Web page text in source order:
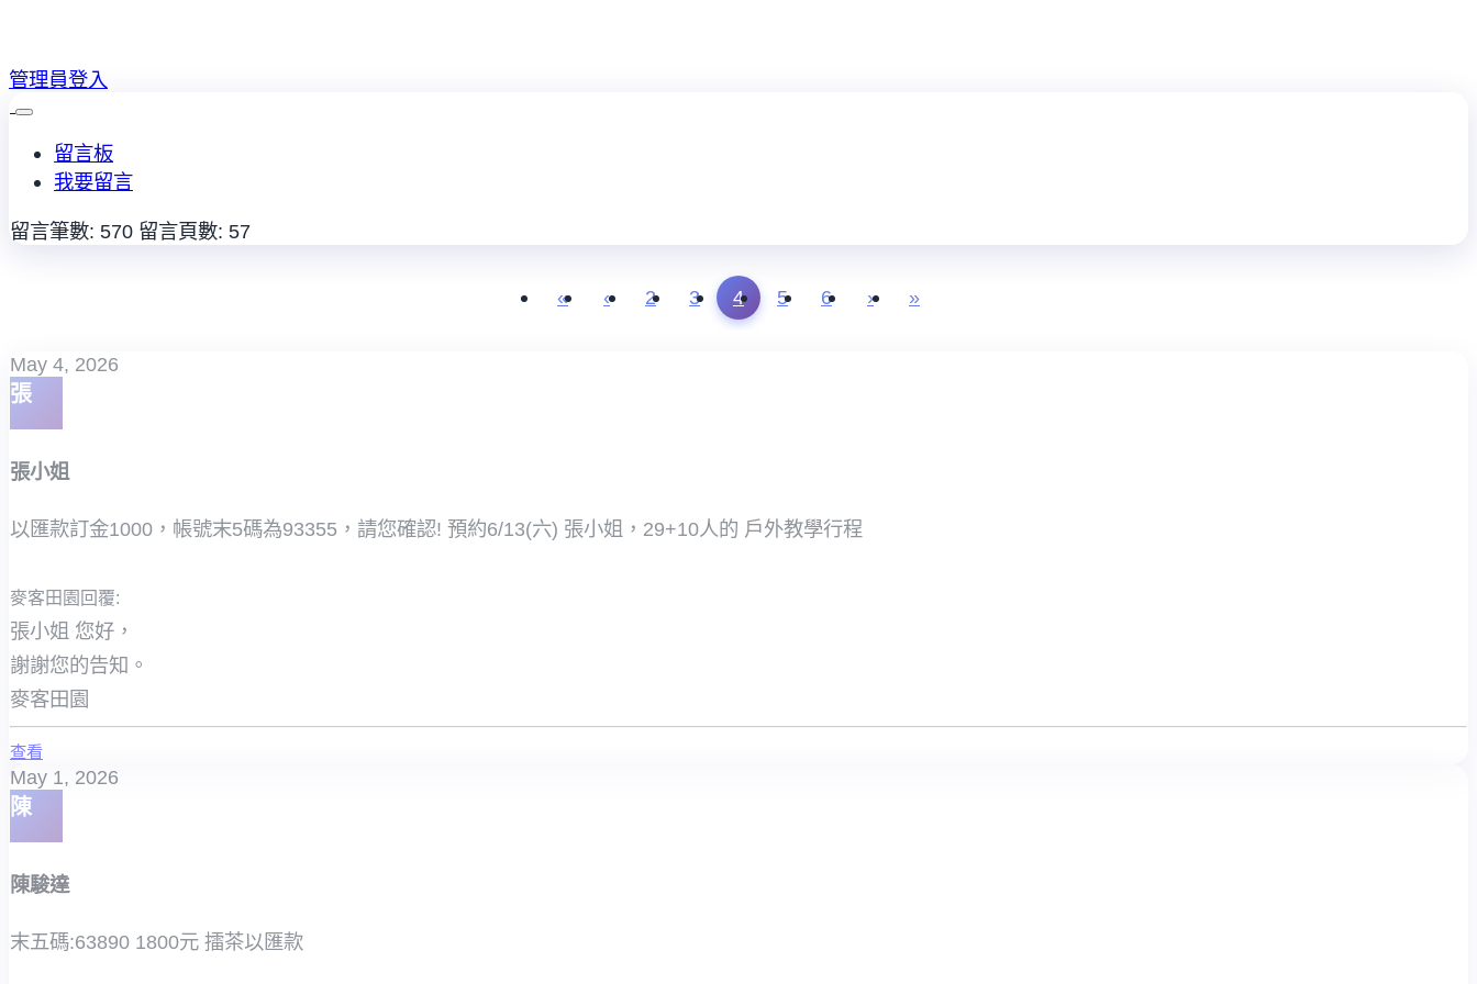
管理員登入
留言板
我要留言
留言筆數: 570 留言頁數: 57
« ‹ 2 3 4 5 6 › »
May 4, 2026
張
張小姐
以匯款訂金1000，帳號末5碼為93355，請您確認! 預約6/13(六) 張小姐，29+10人的 戶外教學行程
麥客田園回覆:
張小姐 您好，
謝謝您的告知。
麥客田園
查看
May 1, 2026
陳
陳駿達
末五碼:63890 1800元 擂茶以匯款